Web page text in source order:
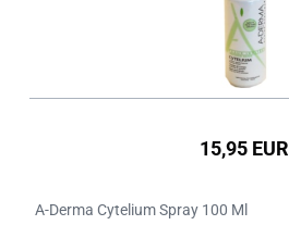
15,95 EUR
A-Derma Cytelium Spray 100 Ml